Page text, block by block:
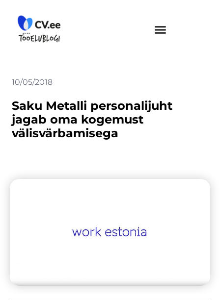
content
10/05/2018
Saku Metalli personalijuht
jagab oma kogemust
välisvärbamisega